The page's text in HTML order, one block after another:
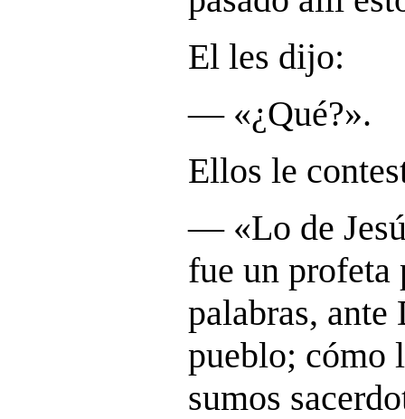
El les dijo:
― «¿Qué?».
Ellos le
― «Lo de
fue un profeta
palabras,
pueblo; cómo
sumos